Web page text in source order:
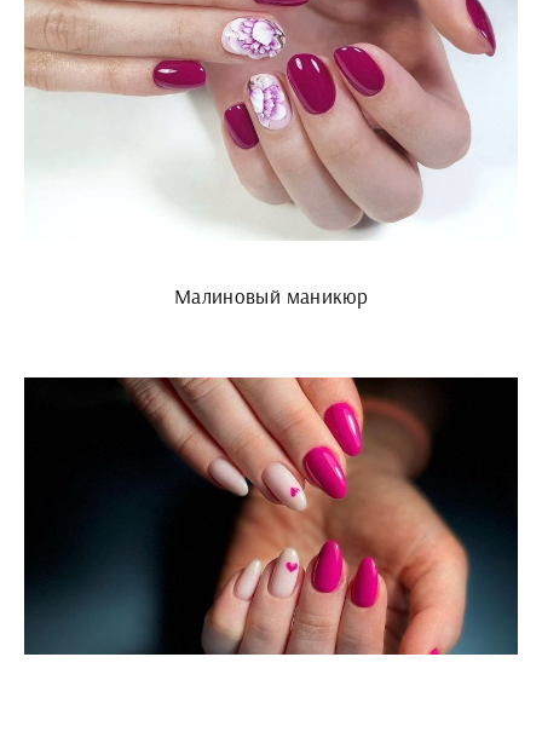
Малиновый маникюр